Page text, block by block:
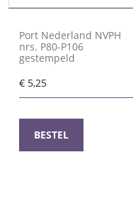
Port Nederland NVPH
nrs. P80-P106
gestempeld
€ 5,25
BESTEL